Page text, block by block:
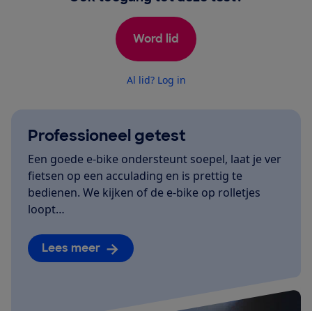
Word lid
Al lid? Log in
Professioneel getest
Een goede e-bike ondersteunt soepel, laat je ver
fietsen op een acculading en is prettig te
bedienen. We kijken of de e-bike op rolletjes
loopt…
Lees meer